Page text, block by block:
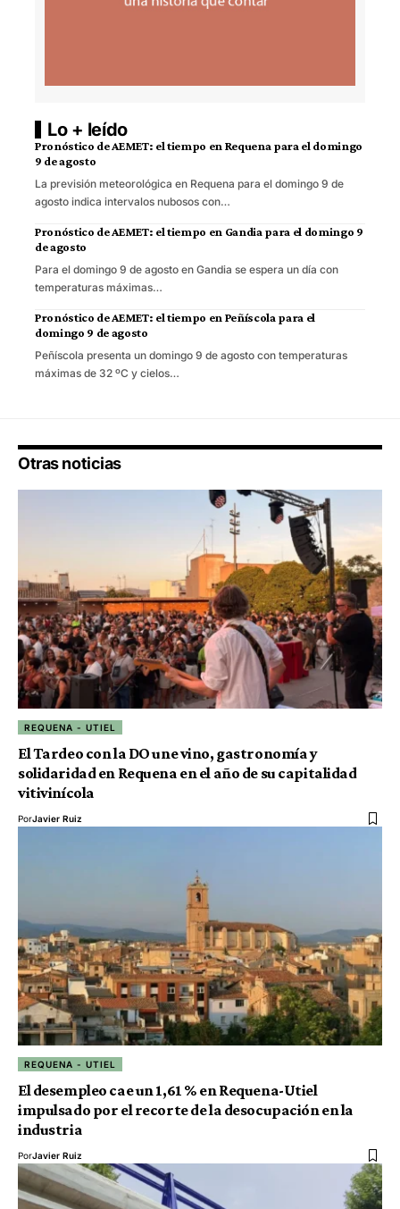
Lo + leído
Pronóstico de AEMET: el tiempo en Requena para el domingo
9 de agosto
La previsión meteorológica en Requena para el domingo 9 de
agosto indica intervalos nubosos con…
Pronóstico de AEMET: el tiempo en Gandia para el domingo 9
de agosto
Para el domingo 9 de agosto en Gandia se espera un día con
temperaturas máximas…
Pronóstico de AEMET: el tiempo en Peñíscola para el
domingo 9 de agosto
Peñíscola presenta un domingo 9 de agosto con temperaturas
máximas de 32 ºC y cielos…
Otras noticias
REQUENA - UTIEL
El Tardeo con la DO une vino, gastronomía y
solidaridad en Requena en el año de su capitalidad
vitivinícola
PorJavier Ruiz
REQUENA - UTIEL
El desempleo cae un 1,61 % en Requena-Utiel
impulsado por el recorte de la desocupación en la
industria
PorJavier Ruiz